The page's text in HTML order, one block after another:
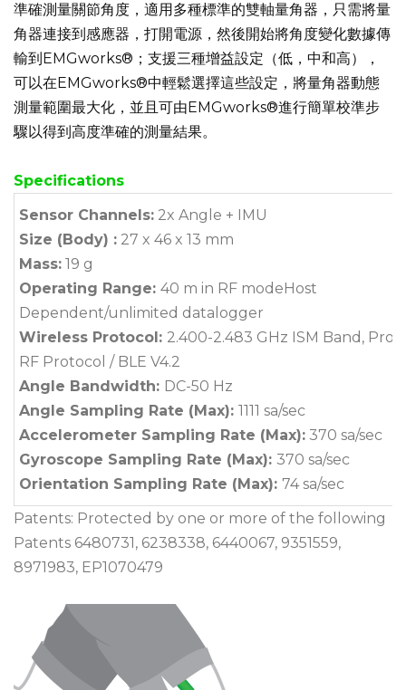
準確測量關節角度，適用多種標準的雙軸量角器，只需將量
角器連接到感應器，打開電源，然後開始將角度變化數據傳
輸到EMGworks®；支援三種增益設定（低，中和高），
可以在EMGworks®中輕鬆選擇這些設定，將量角器動態
測量範圍最大化，並且可由EMGworks®進行簡單校準步
驟以得到高度準確的測量結果。
Specifications
Sensor Channels: 2x Angle + IMU
Size (Body) : 27 x 46 x 13 mm
Mass: 19 g
Operating Range: 40 m in RF modeHost
Dependent/unlimited datalogger
Wireless Protocol: 2.400-2.483 GHz ISM Band,
RF Protocol / BLE V4.2
Angle Bandwidth: DC-50 Hz
Angle Sampling Rate (Max): 1111 sa/sec
Accelerometer Sampling Rate (Max): 370 sa/sec
Gyroscope Sampling Rate (Max): 370 sa/sec
Orientation Sampling Rate (Max): 74 sa/sec
Patents: Protected by one or more of the following
Patents 6480731, 6238338, 6440067, 9351559,
8971983, EP1070479